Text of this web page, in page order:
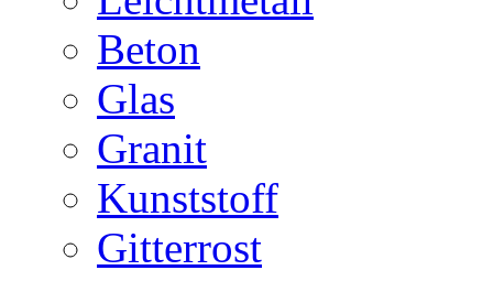
Beton
Glas
Granit
Kunststoff
Gitterrost